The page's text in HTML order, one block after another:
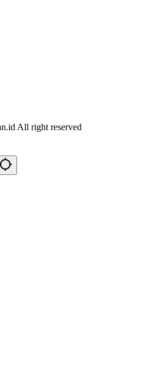
All right reserved